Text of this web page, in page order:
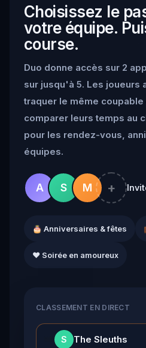
Choisissez le
votre équipe.
course.
Duo donne accès sur 2
sur jusqu'à 5. Les joueurs
traquer le même
comparer leurs temps au
pour les rendez-vous,
équipes.
A S M +
🎂 Anniversaires & fêtes
❤️ Soirée en amoureux
CLASSEMENT EN DIRECT
S The Sleuths